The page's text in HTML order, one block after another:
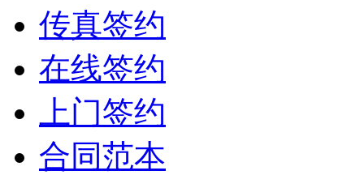
传真签约
在线签约
上门签约
合同范本